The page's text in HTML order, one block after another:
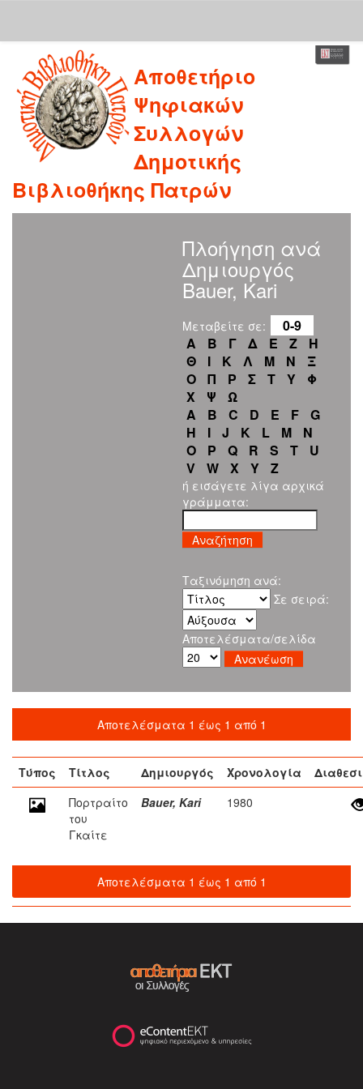
navigation
Αποθετήριο
Ψηφιακών
Συλλογών
Δημοτικής
Βιβλιοθήκης Πατρών
Πλοήγηση ανά
Δημιουργός
Bauer, Kari
Μεταβείτε σε:
0-9
Α
Β Γ Δ Ε Ζ
Η
Θ
Ι Κ Λ Μ Ν
Ξ
Ο
Π Ρ Σ Τ Υ
Φ
Χ
Ψ
Ω
A
B C D E F
G
H
I J K L M
N
O
P Q R S T
U
V
W X Y Z
ή εισάγετε λίγα αρχικά
γράμματα:
Ταξινόμηση ανά:
Σε σειρά:
Αποτελέσματα/σελίδα
Αποτελέσματα 1 έως 1 από 1
Τύπος Τίτλος Δημιουργός Χρονολογία
Πορτραίτο
του
Γκαίτε
Bauer, Kari 1980
Αποτελέσματα 1 έως 1 από 1